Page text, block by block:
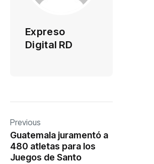
Expreso
Digital RD
Previous
Guatemala juramentó a
480 atletas para los
Juegos de Santo